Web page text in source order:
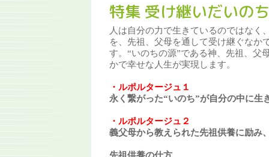
特集 受け継いだいの
人は自分の力で生きているのではなく
を、先祖、父母を通して受け継ぐなか
す。“いのちの源”である神、先祖、父
かで幸せな人生が実現します。
・ルポルタージュ１
永く繋がった“いのち”が自分の中に生
・ルポルタージュ２
義父母から教えられた先祖供養に励み